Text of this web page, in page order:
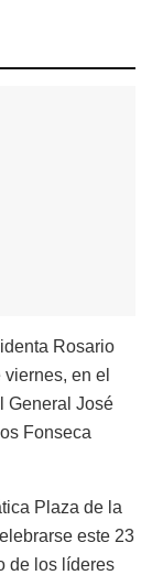
Rosario
en el
General José
Fonseca
Plaza de la
este 23
de los líderes